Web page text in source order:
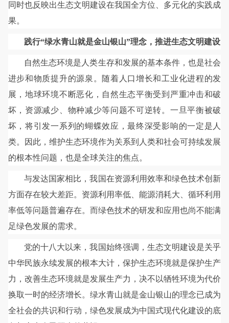
同时也反映出生态文明建设在我国全方位、多元化的实践成
果。
践行“绿水青山就是金山银山”理念，推进生态文明建设
自然生态环境是人类生存和发展的基本条件，也是社会
进步和物质提升的源泉。随着人口增长和工业化进程的发
展，地球环境不断恶化，自然生态平衡受到严重冲击和破
坏，资源减少、物种减少等问题不可逆转。一旦平衡被破
坏，将引发一系列的蝴蝶效应，最终深受影响的一定是人
类。因此，维护生态环境作为关系到人类和社会可持续发展
的根本性问题，也是全球关注的焦点。
与发达国家相比，我国在资源利用效率和绿色技术创新
方面存在较大差距。资源利用率低、能源消耗大、循环利用
率低等问题普遍存在。而绿色技术的研发和应用也尚不能满
足绿色发展的需求。
党的十八大以来，我国始终强调，生态文明建设是关乎
中华民族永续发展的根本大计，保护生态环境就是保护生产
力，改善生态环境就是发展生产力，决不以牺牲环境为代价
换取一时的经济增长。绿水青山就是金山银山的理念已成为
全社会的共识和行动，绿色发展成为中国式现代化建设的底